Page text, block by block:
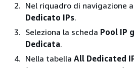
Nel riquadro di navigazione
Dedicato IPs.
Seleziona la scheda Pool IP
Dedicata.
Nella tabella All Dedicated